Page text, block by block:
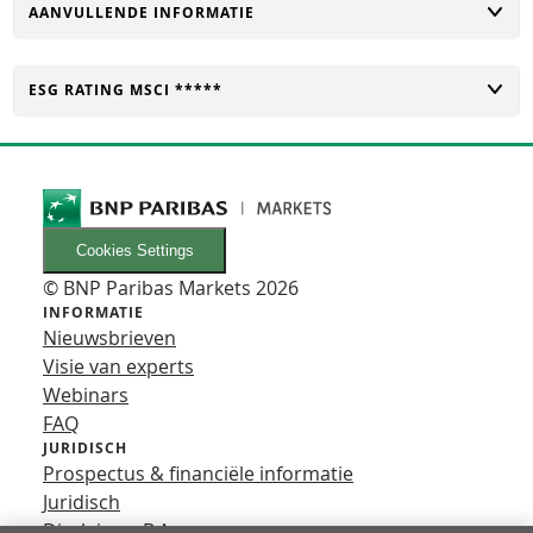
TOGGLE
AANVULLENDE INFORMATIE
TOGGLE
ESG RATING MSCI *****
Cookies Settings
© BNP Paribas Markets 2026
INFORMATIE
Nieuwsbrieven
Visie van experts
Webinars
FAQ
JURIDISCH
Prospectus & financiële informatie
Juridisch